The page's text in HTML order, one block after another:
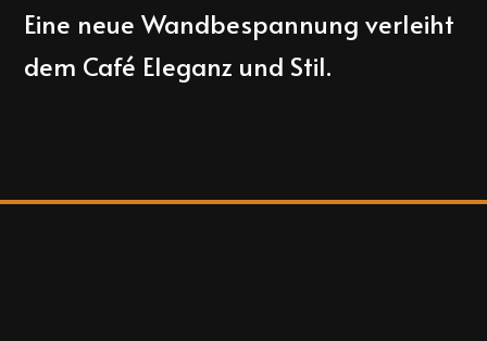
Eine neue Wandbespannung verleiht
dem Café Eleganz und Stil.